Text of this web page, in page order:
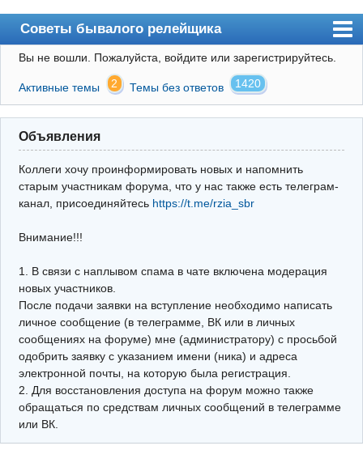
Советы бывалого релейщика
Форум
Правила
Поиск
Регистрация
Архив
Почта
Поиск релейщика
Видео РЗиА
Фотохостинг
Телеграм
Вы не вошли. Пожалуйста, войдите или зарегистрируйтесь.
Активные темы 2 Темы без ответов 1420
Объявления
Коллеги хочу проинформировать новых и напомнить
старым участникам форума, что у нас также есть телеграм-
канал, присоединяйтесь https://t.me/rzia_sbr
Внимание!!!
1. В связи с наплывом спама в чате включена модерация
новых участников.
После подачи заявки на вступление необходимо написать
личное сообщение (в телеграмме, ВК или в личных
сообщениях на форуме) мне (администратору) с просьбой
одобрить заявку с указанием имени (ника) и адреса
электронной почты, на которую была регистрация.
2. Для восстановления доступа на форум можно также
обращаться по средствам личных сообщений в телеграмме
или ВК.